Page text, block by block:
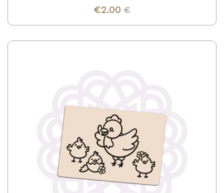
€2.00 €
UZZINI VAIRĀK